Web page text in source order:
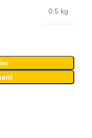
0.5 kg